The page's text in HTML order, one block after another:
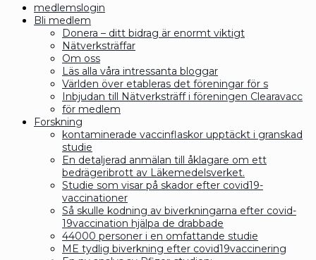
medlemslogin
Bli medlem
Donera – ditt bidrag är enormt viktigt
Nätverksträffar
Om oss
Läs alla våra intressanta bloggar
Världen över etableras det föreningar för s
Inbjudan till Nätverksträff i föreningen Clearavacc
för medlem
Forskning
kontaminerade vaccinflaskor upptäckt i granskad
studie
En detaljerad anmälan till åklagare om ett
bedrägeribrott av Läkemedelsverket.
Studie som visar på skador efter covid19-
vaccinationer
Så skulle kodning av biverkningarna efter covid-
19vaccination hjälpa de drabbade
44000 personer i en omfattande studie
ME tydlig biverkning efter covid19vaccinering